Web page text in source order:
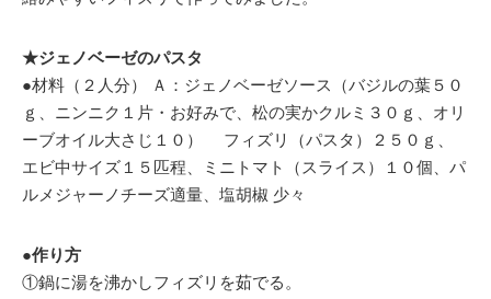
★ジェノベーゼのパスタ
●材料（２人分） Ａ：ジェノベーゼソース（バジルの葉５０
ｇ、ニンニク１片・お好みで、松の実かクルミ３０ｇ、オリ
ーブオイル大さじ１０） フィズリ（パスタ）２５０ｇ、
エビ中サイズ１５匹程、ミニトマト（スライス）１０個、パ
ルメジャーノチーズ適量、塩胡椒 少々
●作り方
①鍋に湯を沸かしフィズリを茹でる。